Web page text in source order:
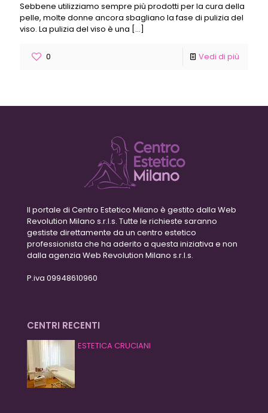
Sebbene utilizziamo sempre più prodotti per la cura della
pelle, molte donne ancora sbagliano la fase di pulizia del
viso. La pulizia del viso è una […]
0 Vedi di più
Il portale di Centro Estetico Milano è gestito dalla Web
Revolution Milano s.r.l.s. Tutte le richieste saranno
gestiste direttamente da un centro estetico
professionista che ha aderito a questa iniziativa e non
dalla agenzia Web Revolution Milano s.r.l.s.
P.iva 09948610960
CENTRI RECENTI
ESTETICA CRUCIANI